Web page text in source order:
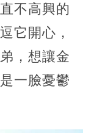
不高興的
它開心，
，想讓金
一臉憂鬱